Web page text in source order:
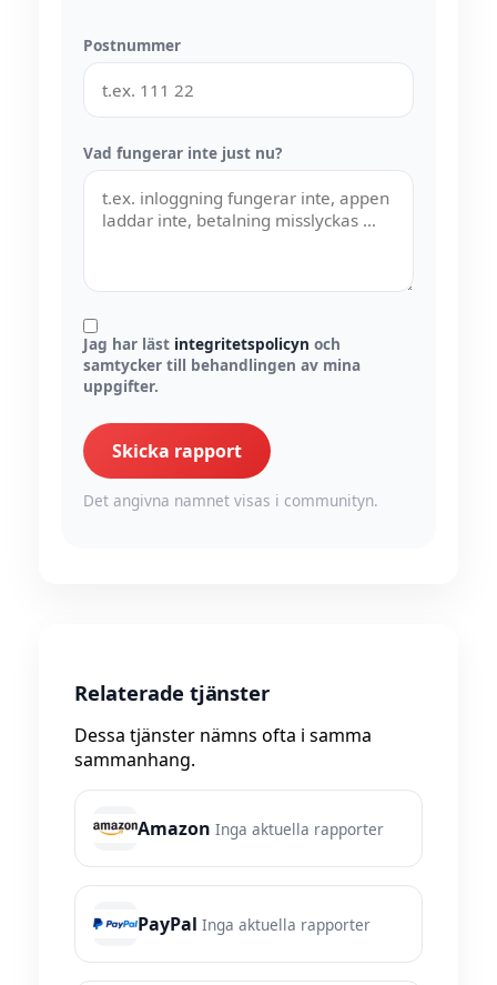
Postnummer
Vad fungerar inte just nu?
Jag har läst integritetspolicyn och
samtycker till behandlingen av mina
uppgifter.
Skicka rapport
Det angivna namnet visas i communityn.
Relaterade tjänster
Dessa tjänster nämns ofta i samma
sammanhang.
Amazon Inga aktuella rapporter
PayPal Inga aktuella rapporter